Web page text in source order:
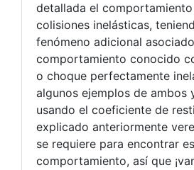
detallada el
colisiones inelásticas,
fenómeno adicional
comportamiento conocido
o choque perfectamente
algunos ejemplos de ambos
usando el coeficiente de
explicado anteriormente
se requiere para encontrar
comportamiento, así que